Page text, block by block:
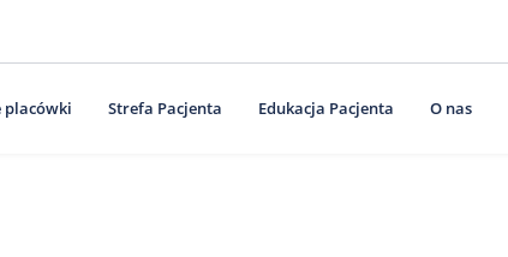
placówki Strefa Pacjenta Edukacja Pacjenta O nas